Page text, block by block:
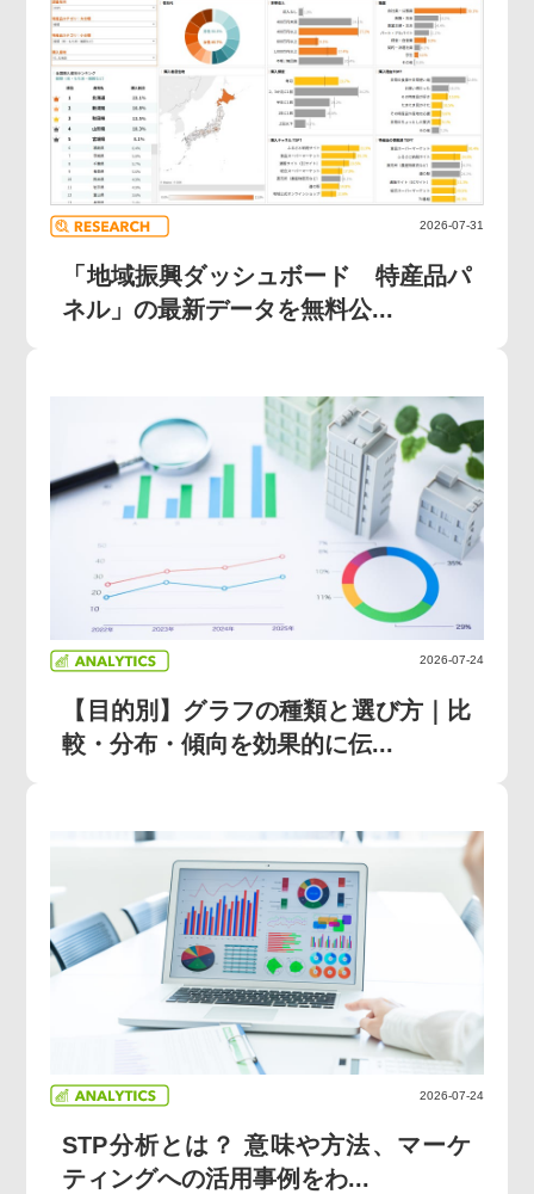
2026-07-31
「地域振興ダッシュボード 特産品パ
ネル」の最新データを無料公...
2026-07-24
【目的別】グラフの種類と選び方｜比
較・分布・傾向を効果的に伝...
2026-07-24
STP分析とは？ 意味や方法、マーケ
ティングへの活用事例をわ...